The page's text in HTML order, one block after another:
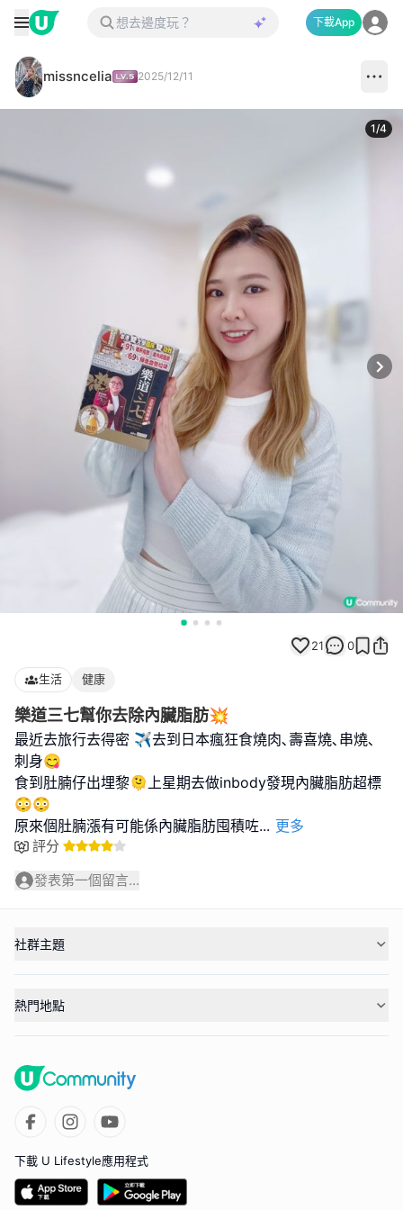
下載App
missncelia 2025/12/11
1/4
21 0
生活 健康
樂道三七幫你去除內臟脂肪💥
最近去旅行去得密 ✈️去到日本瘋狂食燒肉､壽喜燒､串燒､
刺身😋
食到肚腩仔出埋黎🫠上星期去做inbody發現內臟脂肪超標
😳😳
原來個肚腩漲有可能係內臟脂肪囤積咗... 更多
評分
發表第一個留言...
社群主題
熱門地點
下載 U Lifestyle應用程式